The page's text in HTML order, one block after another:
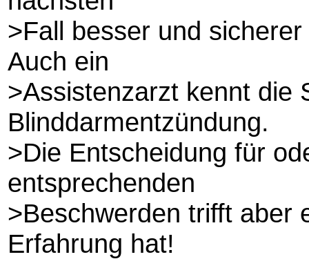
>Fall besser und
Auch ein
>Assistenzarzt kennt die
Blinddarmentzündung.
>Die Entscheidung für
entsprechenden
>Beschwerden trifft aber
Erfahrung hat!